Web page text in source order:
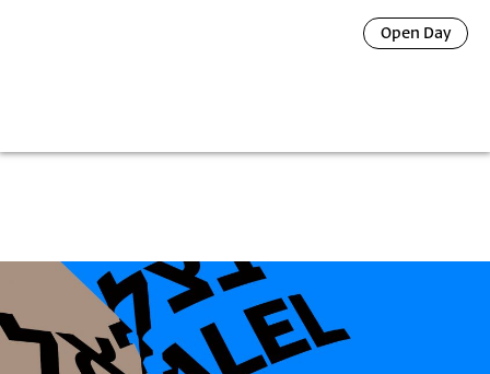
Open Day